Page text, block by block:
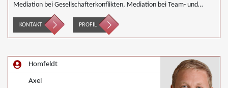
Mediation bei Gesellschafterkonflikten, Mediation bei Team- und
Gruppenkonflikten, Mediation von Unternehmensnachfolgen,
Mediation in der Wohnungswirtschaft, Nachbarschaftsmediation,
Wirtschaftsmediation
KONTAKT PROFIL
Homfeldt
Axel